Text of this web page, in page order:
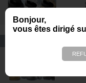
Bonjour,
vous êtes dirigé